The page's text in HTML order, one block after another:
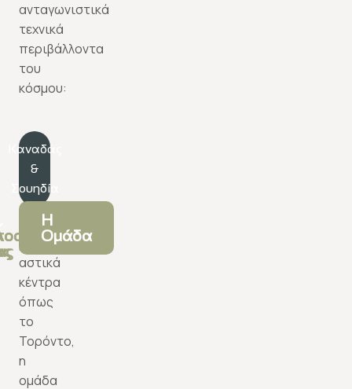
Η
Ομάδα
ανταγωνιστικά
τεχνικά
περιβάλλοντα
του
κόσμου:
Καναδάς
&
Σουηδία
μεγάλα
αστικά
κέντρα
όπως
το
Τορόντο,
η
ομάδα